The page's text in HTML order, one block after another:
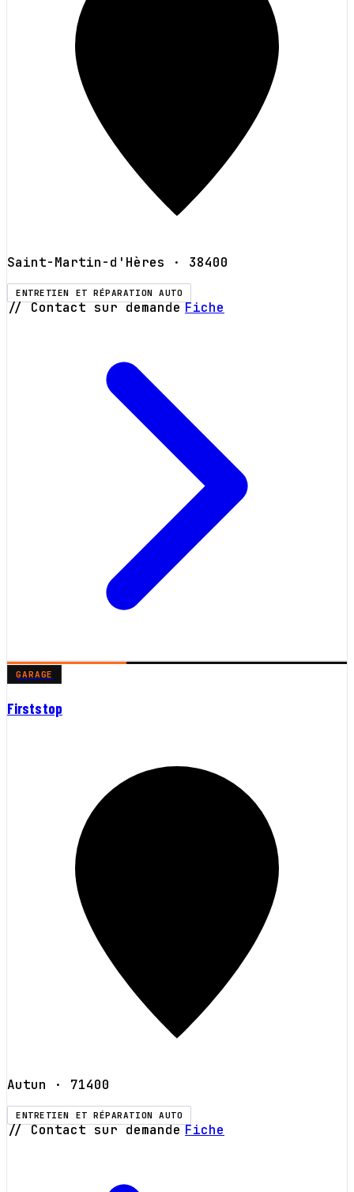
Saint-Martin-d'Hères · 38400
ENTRETIEN ET RÉPARATION AUTO
// Contact sur demande Fiche
GARAGE
Firststop
Autun · 71400
ENTRETIEN ET RÉPARATION AUTO
// Contact sur demande Fiche